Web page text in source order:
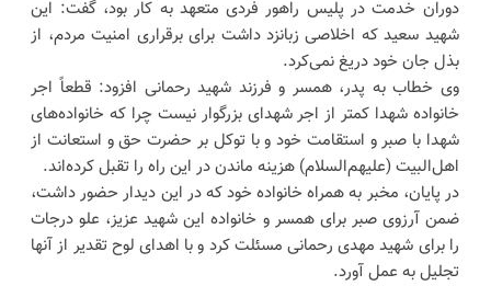
دوران خدمت در پلیس راهور فردی متعهد به کار بود، گفت: این
شهید سعید که اخلاصی زبانزد داشت برای برقراری امنیت مردم، از
بذل جان خود دریغ نمی‌کرد.
وی خطاب به پدر، همسر و فرزند شهید رحمانی افزود: قطعاً اجر
خانواده شهدا کمتر از اجر شهدای بزرگوار نیست چرا که خانواده‌های
شهدا با صبر و استقامت خود و با توکل بر حضرت حق و استعانت از
اهل‌البیت (علیهم‌السلام) هزینه ماندن در این راه را تقبل کرده‌اند.
در پایان، مخبر به همراه خانواده خود که در این دیدار حضور داشت،
ضمن آرزوی صبر برای همسر و خانواده این شهید عزیز، علو درجات
را برای شهید مهدی رحمانی مسئلت کرد و با اهدای لوح تقدیر از آنها
تجلیل به عمل آورد.